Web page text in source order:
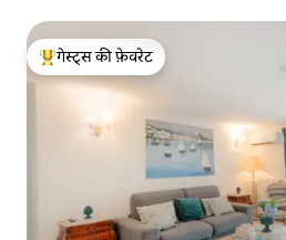
गेस्ट्स का टॉप फ़ेवरेट
गेस्ट्स की फ़ेवरेट